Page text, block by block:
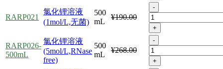
RARP021
氯化锂溶液
(1mol/L,无菌)
500
mL
¥190.00
-
+
RARP026-
500mL
氯化锂溶液
(5mol/L,RNase
free)
500
mL
¥268.00
-
+